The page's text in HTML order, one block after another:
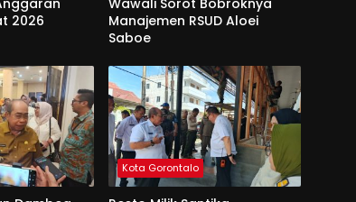
2026
Manajemen RSUD Aloei
Saboe
Kota Gorontalo